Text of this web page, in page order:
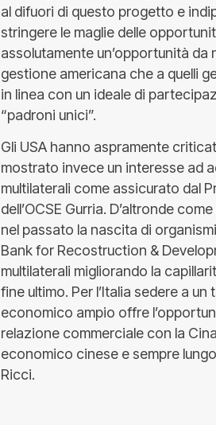
al difuori di questo progetto e
stringere le maglie delle
assolutamente un’opportunità da
gestione americana che a quelli
in linea con un ideale di
“padroni unici”.
Gli USA hanno aspramente
mostrato invece un interesse ad
multilaterali come assicurato dal
dell’OCSE Gurria. D’altronde
nel passato la nascita di
Bank for Recostruction &
multilaterali migliorando la
fine ultimo. Per l’Italia sedere a
economico ampio offre
relazione commerciale con la
economico cinese e sempre
Ricci.